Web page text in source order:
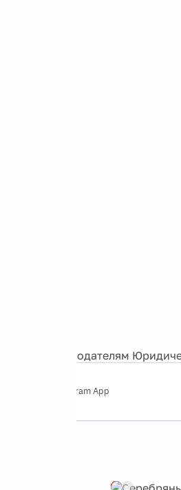
Рекламодателям
Telegram App